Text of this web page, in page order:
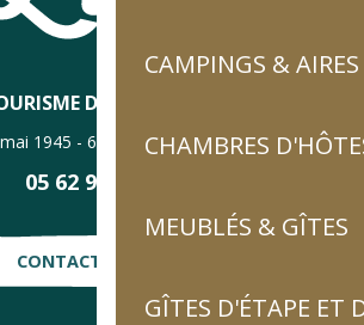
CAMPINGS &
CHAMBRES
MEUBLÉS & GÎTES
GÎTES D'ÉTAPE ET
DE LUZ-SAINT-SAUVEUR
1945 - 65120 Luz-Saint-Sauveur
05 62 92 30 30
CONTACTE-NOUS !